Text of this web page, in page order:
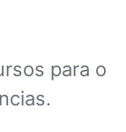
para o